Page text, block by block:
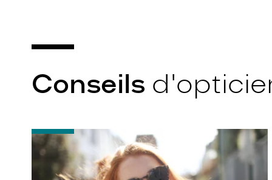
Conseils
-
Notice
d'utilisation